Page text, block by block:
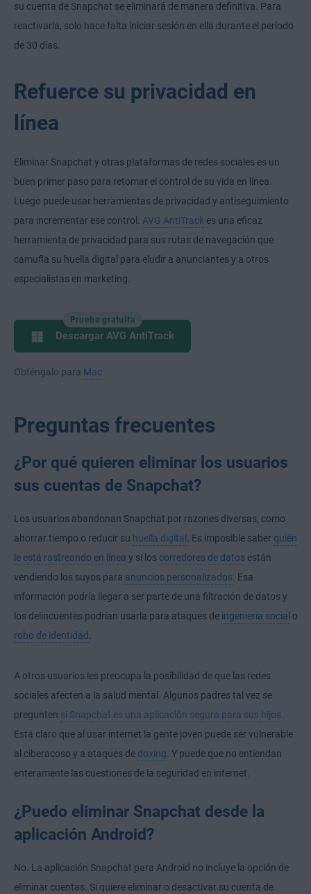
su cuenta de Snapchat se eliminará de manera definitiva. Para
reactivarla, solo hace falta iniciar sesión en ella durante el período
de 30 días.
Refuerce su privacidad en
línea
Eliminar Snapchat y otras plataformas de redes sociales es un
buen primer paso para retomar el control de su vida en línea.
Luego puede usar herramientas de privacidad y antiseguimiento
para incrementar ese control. AVG AntiTrack es una eficaz
herramienta de privacidad para sus rutas de navegación que
camufla su huella digital para eludir a anunciantes y a otros
especialistas en marketing.
Prueba gratuita
Descargar AVG AntiTrack
Obténgalo para Mac
Preguntas frecuentes
¿Por qué quieren eliminar los usuarios
sus cuentas de Snapchat?
Los usuarios abandonan Snapchat por razones diversas, como
ahorrar tiempo o reducir su huella digital . Es imposible saber quién
le está rastreando en línea y si los corredores de datos están
vendiendo los suyos para anuncios personalizados . Esa
información podría llegar a ser parte de una filtración de datos y
los delincuentes podrían usarla para ataques de ingeniería social o
robo de identidad
A otros usuarios les preocupa la posibilidad de que las redes
sociales afecten a la salud mental
. Algunos padres tal vez se
pregunten si Snapchat es una aplicación segura para sus hijos
Está claro que al usar internet la gente joven puede ser vulnerable
al ciberacoso y a ataques de doxing . Y puede que no entiendan
enteramente las cuestiones de la seguridad en internet
¿Puedo eliminar Snapchat desde la
aplicación Android?
No. La aplicación Snapchat para Android no incluye la opción de
eliminar cuentas. Si quiere eliminar o desactivar su cuenta de